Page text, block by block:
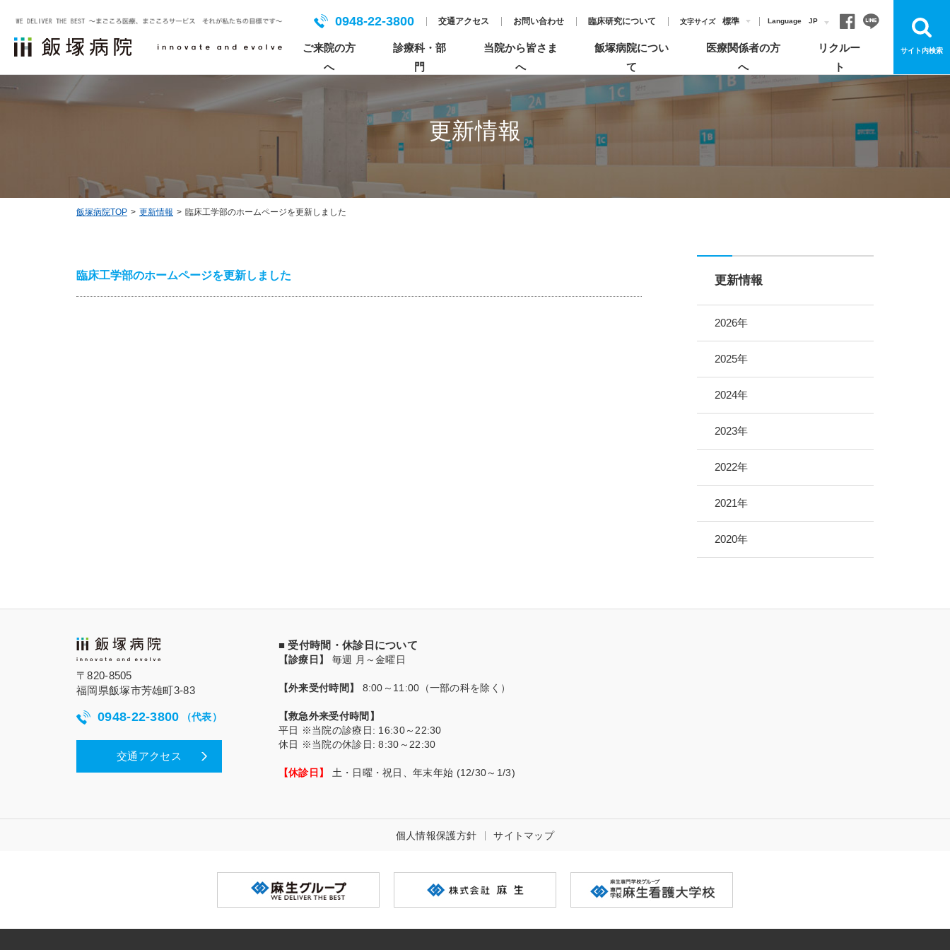
0948-22-3800 交通アクセス お問い合わせ 臨床研究について 文字サイズ 標準 Language JP
ご来院の方
へ
入院について お見舞いについて
救急外来受診について セカンドオピニオンについて
診療科・部
門
各センターについて 各部門について
当院から皆さま
へ
飯塚病院のがん診療
飯塚病院で相談できるスタッフ 個人情報保護方針（プライバシーポリシー）
NCDの外科手術・治療データベース事業
ソーシャルメディアについて イベント・講演会
地域医療サポーター制度
病院救急車のクラウドファンディング
飯塚病院につい
て
医療関係者の方
へ
患者さんのご紹介について 登録医制度のご紹介
リクルー
ト
サイト内検索
更新情報
飯塚病院TOP 更新情報 臨床工学部のホームページを更新しました
臨床工学部のホームページを更新しました 更新情報
2026年
2025年
2024年
2023年
2022年
2021年
2020年
〒820-8505
福岡県飯塚市芳雄町3-83
0948-22-3800 （代表）
交通アクセス
■ 受付時間・休診日について
【診療日】 毎週 月～金曜日
【外来受付時間】 8:00～11:00（一部の科を除く）
【救急外来受付時間】
平日 ※当院の診療日: 16:30～22:30
休日 ※当院の休診日: 8:30～22:30
【休診日】 土・日曜・祝日、年末年始 (12/30～1/3)
個人情報保護方針 サイトマップ